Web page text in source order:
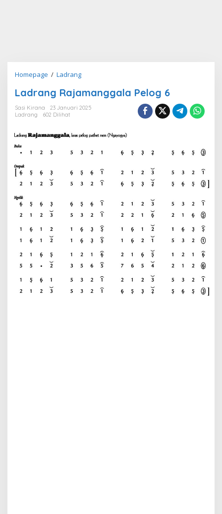
Homepage / LadrangLadrang
Pelog
6
Ladrang Rajamanggala Pelog 6
Sasi Kirana
23 Januari 2025
Ladrang
602 Dilihat